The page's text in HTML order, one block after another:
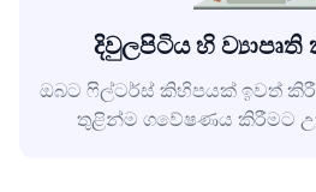
දිවුලපිටිය හි
ඔබට ෆිල්ටර්ස් කිහිපයක් ඉවත්
තුළින්ම ගවේෂණය කිරීමට